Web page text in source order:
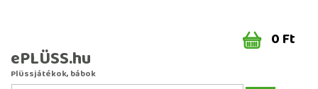
ePLÜSS.hu
Plüssjátékok, bábok
0 Ft